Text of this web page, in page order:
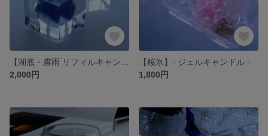
2,000円
【桜氷】- ジェルキャンドル -
1,800円